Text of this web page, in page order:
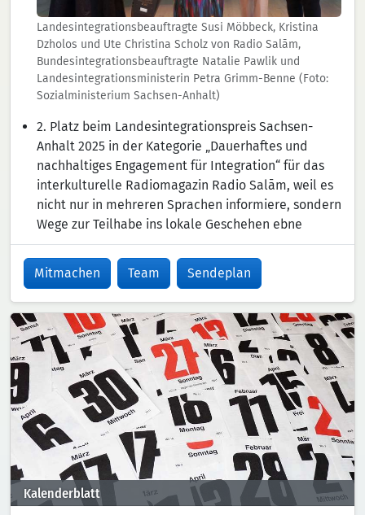
Landesintegrationsbeauftragte Susi Möbbeck, Kristina
Dzholos und Ute Christina Scholz von Radio Salām,
Bundesintegrationsbeauftragte Natalie Pawlik und
Landesintegrationsministerin Petra Grimm-Benne (Foto:
Sozialministerium Sachsen-Anhalt)
2. Platz beim Landesintegrationspreis Sachsen-
Anhalt 2025 in der Kategorie „Dauerhaftes und
nachhaltiges Engagement für Integration“ für das
interkulturelle Radiomagazin Radio Salām, weil es
nicht nur in mehreren Sprachen informiere, sondern
Wege zur Teilhabe ins lokale Geschehen ebne
Mitmachen Team Sendeplan
Kalenderblatt